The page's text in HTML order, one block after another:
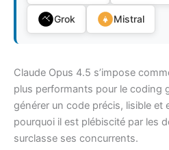
Grok Mistral
Claude Opus 4.5 s’impose
plus performants pour le coding
générer un code précis, lisible et
pourquoi il est plébiscité par les
surclasse ses concurrents.